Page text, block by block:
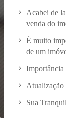
Acabei de
venda do
É muito
de um
Importância
Atualização
Sua